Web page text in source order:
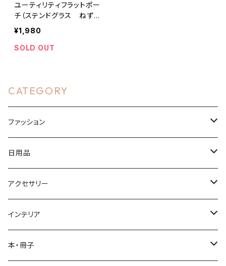
ユーティリティフラットポー
チ（ステンドグラス ねず
み）by.おおはしみさ
¥1,980
SOLD OUT
CATEGORY
ファッション
Tシャツ・ウェア
ドライTシャツ
ハイクオリティシャツ
バッグ
トートバッグ
日用品
ボトル
サーモステンレスボトル
布製品
風呂敷
文房具
アクセサリー
アクリルグッズ
アクリルキーホルダー
インテリア
アクリルグッズ
本・冊子